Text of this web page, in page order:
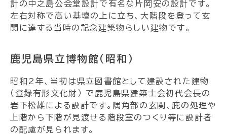
計の中之島公会堂設計で有名な片岡安の設計です。
左右対称で高い基壇の上に立ち、大階段を登って玄
関に達する当時の記念建築物らしい建物です。
鹿児島県立博物館（昭和）
昭和2年、当初は県立図書館として建設された建物
（登録有形文化財） で鹿児島県建築士会初代会長の
岩下松雄による設計です。隅角部の玄関、庇の処理や
上階から下階が見渡せる階段室のつくり等に設計者
の配慮が見られます。